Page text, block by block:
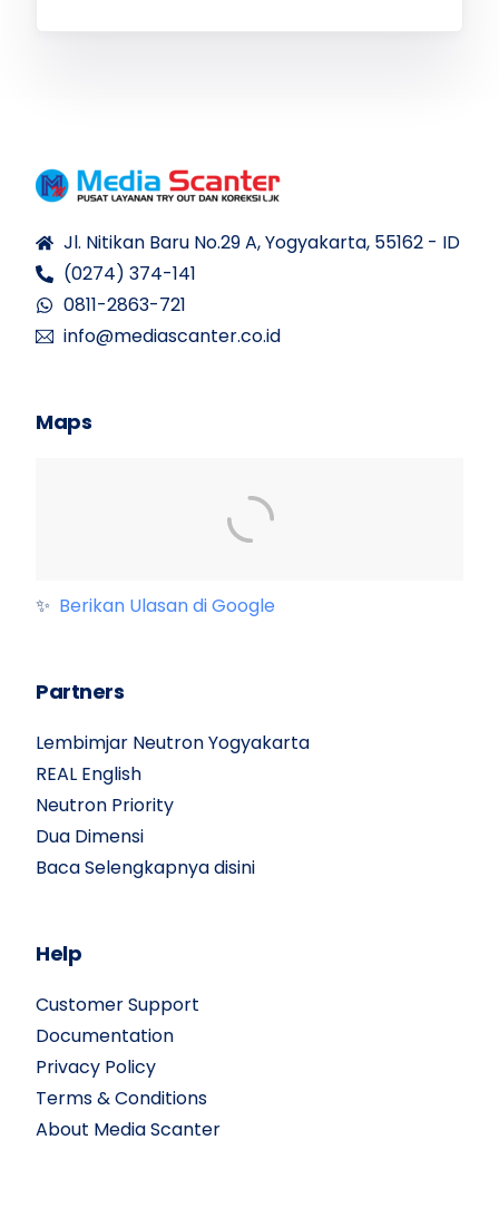
Jl. Nitikan Baru No.29 A, Yogyakarta, 55162 - ID
(0274) 374-141
0811-2863-721
info@mediascanter.co.id
Maps
✨ Berikan Ulasan di Google
Partners
Lembimjar Neutron Yogyakarta
REAL English
Neutron Priority
Dua Dimensi
Baca Selengkapnya disini
Help
Customer Support
Documentation
Privacy Policy
Terms & Conditions
About Media Scanter